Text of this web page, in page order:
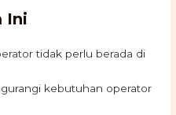
Ini
tidak perlu berada di
kebutuhan operator